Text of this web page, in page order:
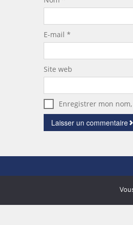
E-mail *
Site web
Enregistrer mon